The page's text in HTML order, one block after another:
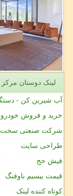
لینک دوستان مركز
آب شیرین کن -
خرید و فروش خودرو
شرکت صنعتی
طراحی سایت
فیش حج
قیمت بیسیم باوفنگ
کوتاه کننده لینک